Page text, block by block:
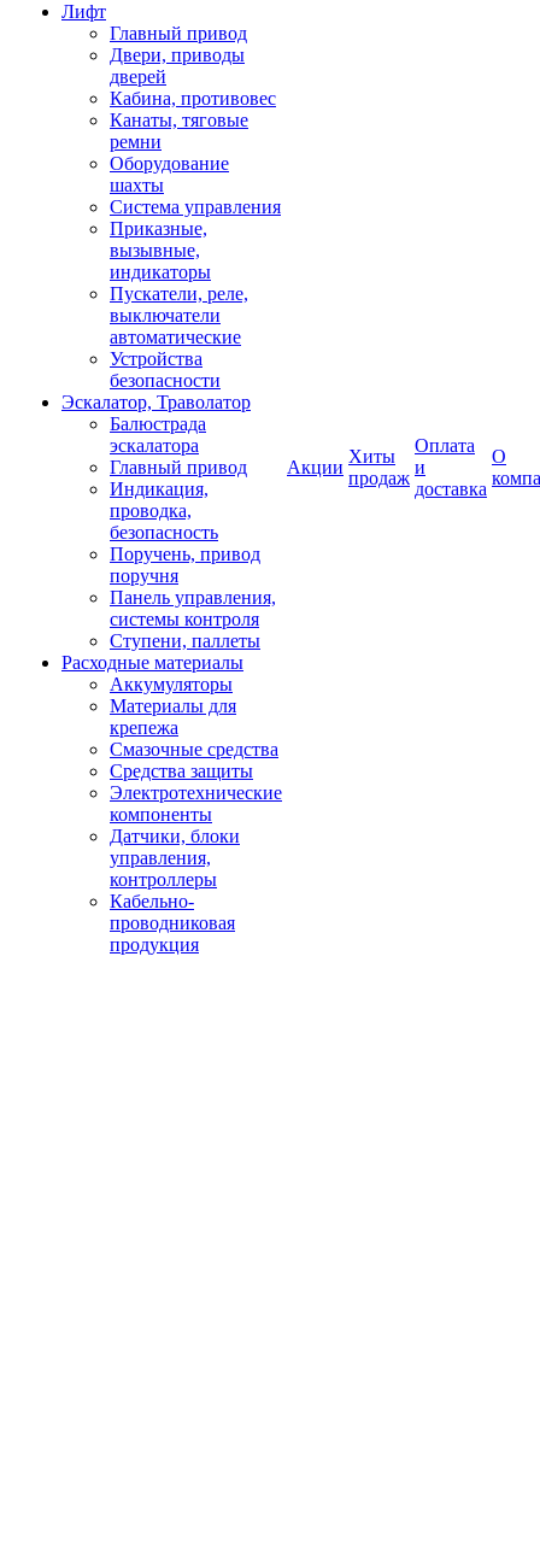
Лифт
Главный привод
Двери, приводы
дверей
Кабина, противовес
Канаты, тяговые
ремни
Оборудование
шахты
Система управления
Приказные,
вызывные,
индикаторы
Пускатели, реле,
выключатели
автоматические
Устройства
безопасности
Эскалатор, Траволатор
Балюстрада
эскалатора
Главный привод
Индикация,
проводка,
безопасность
Поручень, привод
поручня
Панель управления,
системы контроля
Ступени, паллеты
Расходные материалы
Аккумуляторы
Материалы для
крепежа
Смазочные средства
Средства защиты
Электротехнические
компоненты
Датчики, блоки
управления,
контроллеры
Кабельно-
проводниковая
продукция
Акции
Хиты
продаж
Оплата
и
доставка
О